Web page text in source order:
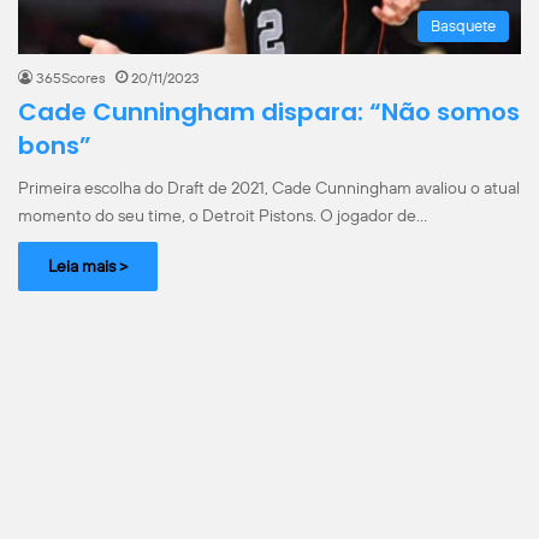
Basquete
365Scores 20/11/2023
Cade Cunningham dispara: “Não somos
bons”
Primeira escolha do Draft de 2021, Cade Cunningham avaliou o atual
momento do seu time, o Detroit Pistons. O jogador de…
Leia mais >